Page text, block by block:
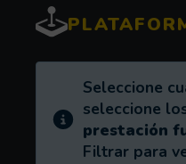
Información:
Seleccione
seleccione
prestación
Filtrar para